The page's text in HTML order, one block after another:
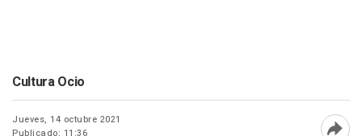
Cultura Ocio
Jueves, 14 octubre 2021